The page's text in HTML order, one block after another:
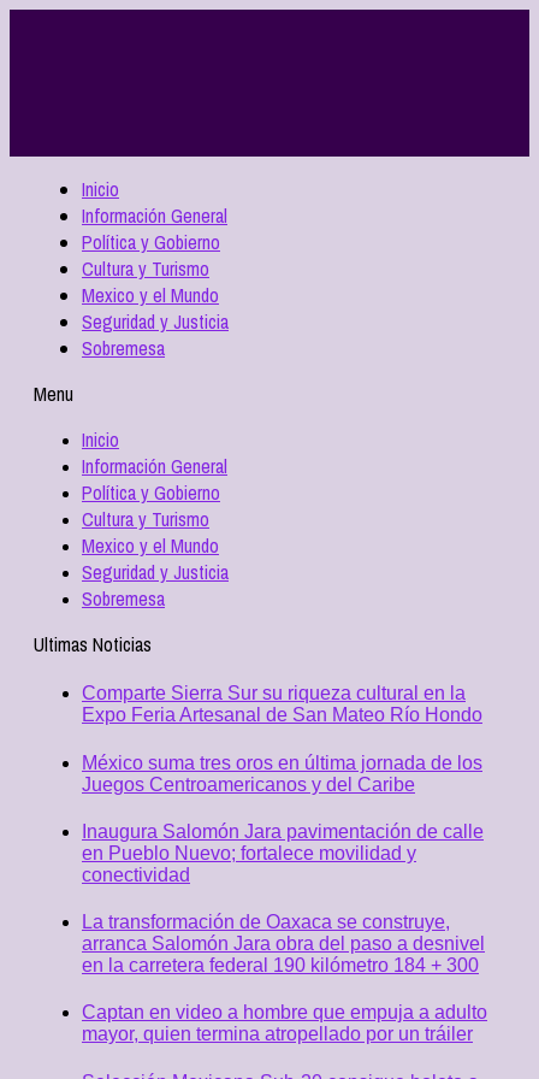
Inicio
Información General
Política y Gobierno
Cultura y Turismo
Mexico y el Mundo
Seguridad y Justicia
Sobremesa
Menu
Inicio
Información General
Política y Gobierno
Cultura y Turismo
Mexico y el Mundo
Seguridad y Justicia
Sobremesa
Ultimas Noticias
Comparte Sierra Sur su riqueza cultural en la
Expo Feria Artesanal de San Mateo Río Hondo
México suma tres oros en última jornada de los
Juegos Centroamericanos y del Caribe
Inaugura Salomón Jara pavimentación de calle
en Pueblo Nuevo; fortalece movilidad y
conectividad
La transformación de Oaxaca se construye,
arranca Salomón Jara obra del paso a desnivel
en la carretera federal 190 kilómetro 184 + 300
Captan en video a hombre que empuja a adulto
mayor, quien termina atropellado por un tráiler